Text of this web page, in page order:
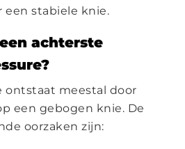
een stabiele knie.
achterste
ontstaat meestal door
een gebogen knie. De
oorzaken zijn: